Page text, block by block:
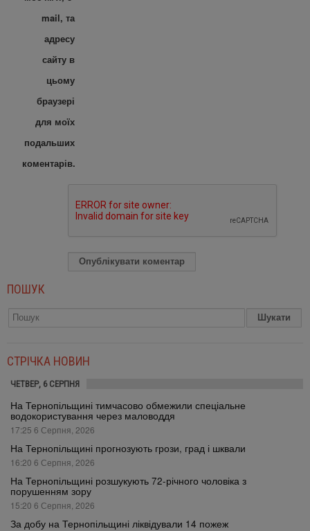
mail, та
адресу
сайту в
цьому
браузері
для моїх
подальших
коментарів.
ПОШУК
СТРІЧКА НОВИН
ЧЕТВЕР, 6 СЕРПНЯ
На Тернопільщині тимчасово обмежили спеціальне
водокористування через маловоддя
17:25 6 Серпня, 2026
На Тернопільщині прогнозують грози, град і шквали
16:20 6 Серпня, 2026
На Тернопільщині розшукують 72-річного чоловіка з
порушенням зору
15:20 6 Серпня, 2026
За добу на Тернопільщині ліквідували 14 пожеж